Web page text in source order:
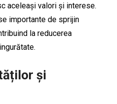
aceleași valori și interese.
importante de sprijin
la reducerea
și